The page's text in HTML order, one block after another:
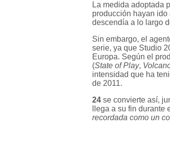
La medida adoptada
producción hayan
descendía a lo largo
Sin embargo, el
serie, ya que Studio
Europa. Según el
(State of Play,
intensidad que ha
de 2011.
24 se convierte así,
llega a su fin
recordada como un